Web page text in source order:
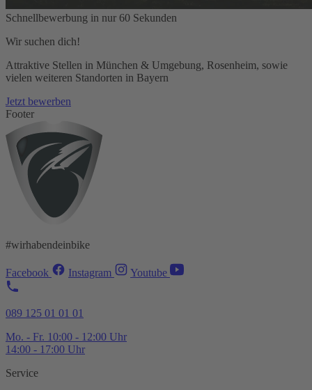
Schnellbewerbung in nur 60 Sekunden
Wir suchen dich!
Attraktive Stellen in München & Umgebung, Rosenheim, sowie
vielen weiteren Standorten in Bayern
Jetzt bewerben
Footer
#wirhabendeinbike
Facebook Instagram Youtube
089 125 01 01 01
Mo. - Fr. 10:00 - 12:00 Uhr
14:00 - 17:00 Uhr
Service